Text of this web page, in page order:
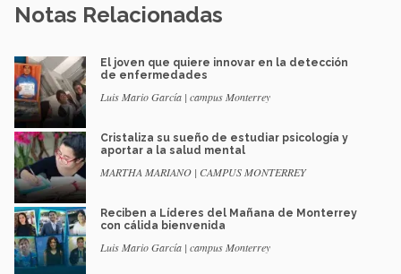
Notas Relacionadas
El joven que quiere innovar en la detección
de enfermedades
Luis Mario García | campus Monterrey
Cristaliza su sueño de estudiar psicología y
aportar a la salud mental
MARTHA MARIANO | CAMPUS MONTERREY
Reciben a Líderes del Mañana de Monterrey
con cálida bienvenida
Luis Mario García | campus Monterrey